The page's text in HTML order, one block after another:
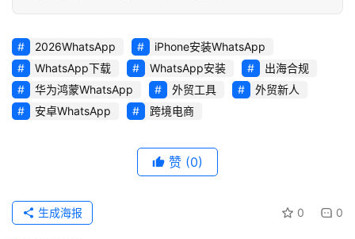
2026WhatsApp
iPhone安装WhatsApp
WhatsApp下载
WhatsApp安装
出海合规
华为鸿蒙WhatsApp
外贸工具
外贸新人
安卓WhatsApp
跨境电商
赞 (0)
0 0
生成海报